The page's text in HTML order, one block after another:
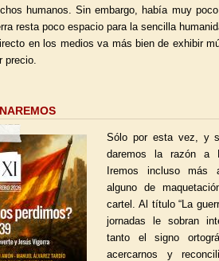
humanos. Sin embargo, había muy
resta poco espacio para la sencilla
en los medios va más bien de exhibir
precio.
Sólo por esta vez, y
daremos la razón a
Iremos incluso más
alguno de
cartel. Al título “La
jornadas le sobran
tanto el signo
acercarnos y